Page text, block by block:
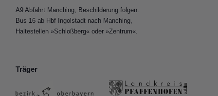
A9 Abfahrt Manching, Beschilderung folgen.
Bus 16 ab Hbf Ingolstadt nach Manching,
Haltestellen »Schloßberg« oder »Zentrum«.
Träger